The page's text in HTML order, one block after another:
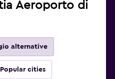
Aeroporto di
alternative
Popular cities